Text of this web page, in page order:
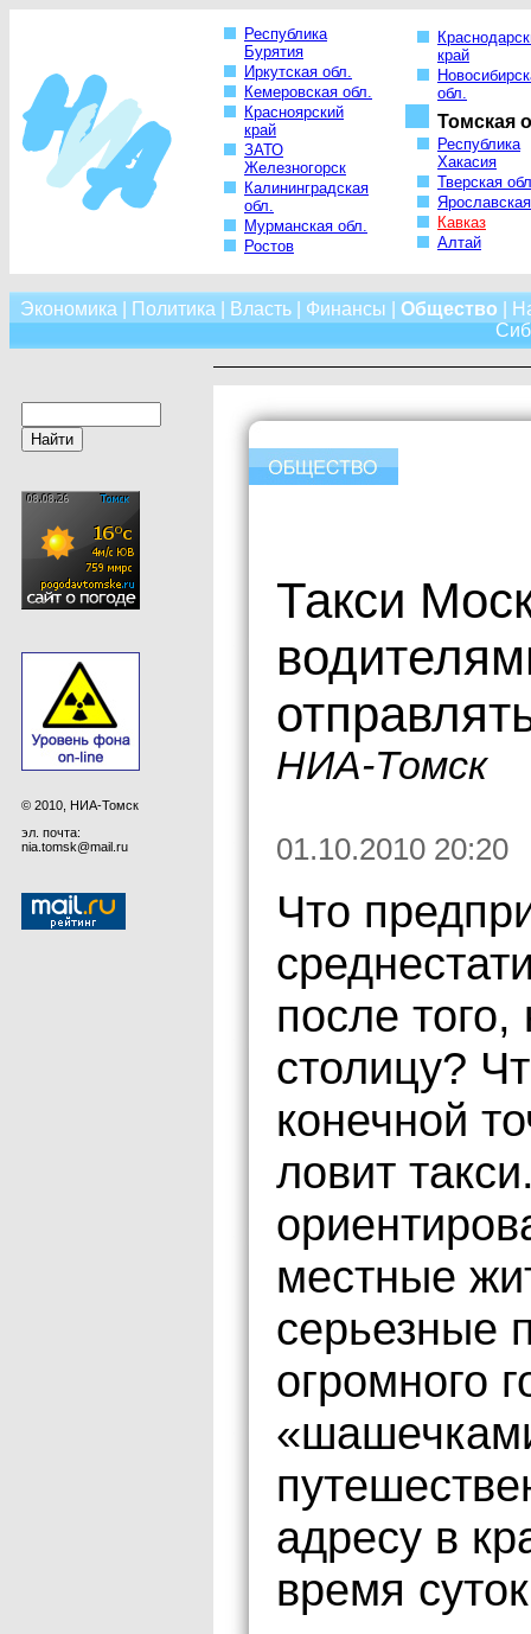
Республика
Бурятия
Иркутская обл.
Кемеровская обл.
Красноярский
край
ЗАТО
Железногорск
Калининградская
обл.
Мурманская обл.
Ростов
край
обл.
Томская
Республика
Хакасия
Тверская
Кавказ
Алтай
Экономика Политика Власть| Финансы Общество
© 2010, НИА-Томск
эл. почта:
nia.tomsk@mail.ru
Такси
НИА-Томск
01.10.2010 20:20
Что
после
столицу?
конечной
ловит
местные
серьезные
огромного
адресу в
время